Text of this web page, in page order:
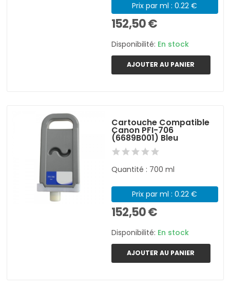
Prix par ml : 0.22 €
152,50 €
Disponibilité: En stock
AJOUTER AU PANIER
Cartouche Compatible
Canon PFI-706
(6689B001) Bleu
Quantité : 700 ml
Prix par ml : 0.22 €
152,50 €
Disponibilité: En stock
AJOUTER AU PANIER